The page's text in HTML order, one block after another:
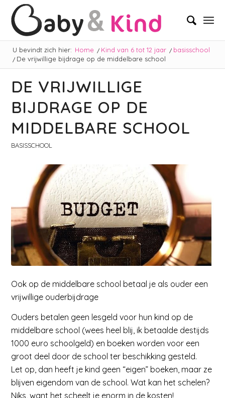
U bevindt zich hier: Home / Kind van 6 tot 12 jaar / basisschool
/ De vrijwillige bijdrage op de middelbare school
DE VRIJWILLIGE
BIJDRAGE OP DE
MIDDELBARE SCHOOL
BASISSCHOOL
Ook op de middelbare school betaal je als ouder een
vrijwillige ouderbijdrage
Ouders betalen geen lesgeld voor hun kind op de
middelbare school (wees heel blij, ik betaalde destijds
1000 euro schoolgeld) en boeken worden voor een
groot deel door de school ter beschikking gesteld.
Let op, dan heeft je kind geen “eigen” boeken, maar ze
blijven eigendom van de school. Wat kan het schelen?
Niks, want het scheelt je enorm in de kosten!